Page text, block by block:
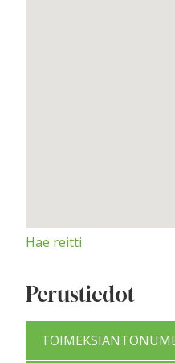
Hae reitti
Perustiedot